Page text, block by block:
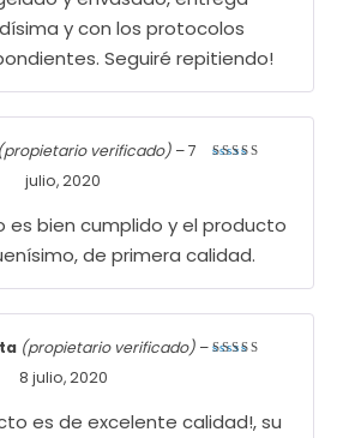
y con los protocolos
Seguiré repitiendo!
(propietario verificado) – 7
julio, 2020
es bien cumplido y el producto
de primera calidad.
(propietario verificado) –
8 julio, 2020
es de excelente calidad!, su